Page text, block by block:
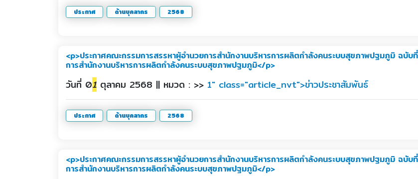
ประกาศ ด้านบุคลากร 2568
<p>ประกาศคณะกรรมการสรรหาผู้อำนวยการสำนักงานบริหารการผลิตกำลังคนระบบสุขภาพปฐมภูมิ ฉบับที่
การสำนักงานบริหารการผลิตกำลังคนระบบสุขภาพปฐมภูมิ</p>
วันที่ 01 ตุลาคม 2568 || หมวด : >> 1" class="article_nvt">ข่าวประชาสัมพันธ์
ประกาศ ด้านบุคลากร 2568
<p>ประกาศคณะกรรมการสรรหาผู้อำนวยการสำนักงานบริหารการผลิตกำลังคนระบบสุขภาพปฐมภูมิ ฉบับที่
การสำนักงานบริหารการผลิตกำลังคนระบบสุขภาพปฐมภูมิ</p>